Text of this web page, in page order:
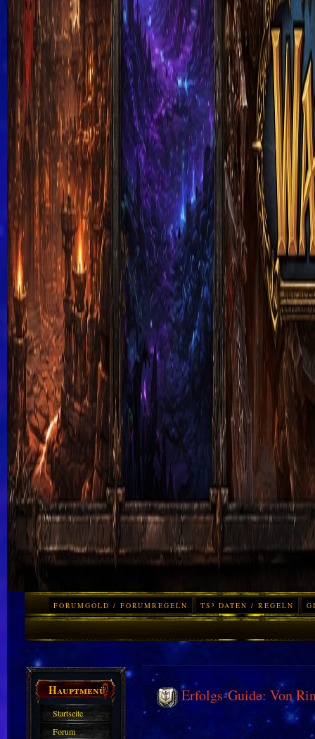
FORUMGOLD / FORUMREGELN TS³ DATEN / REGELN
Hauptmenü
Startseite
Forum
Erfolgs-Guide: Von